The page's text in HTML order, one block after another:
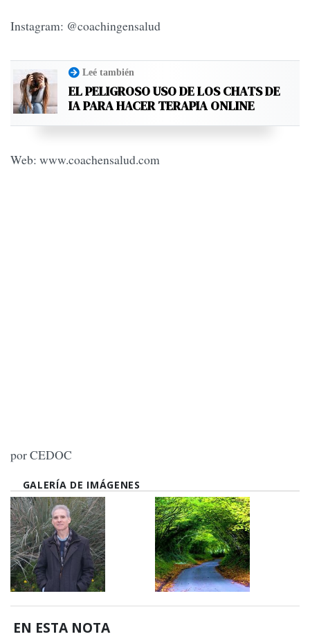
Instagram: @coachingensalud
Leé también
EL PELIGROSO USO DE LOS CHATS DE
IA PARA HACER TERAPIA ONLINE
Web: www.coachensalud.com
por CEDOC
GALERÍA DE IMÁGENES
EN ESTA NOTA